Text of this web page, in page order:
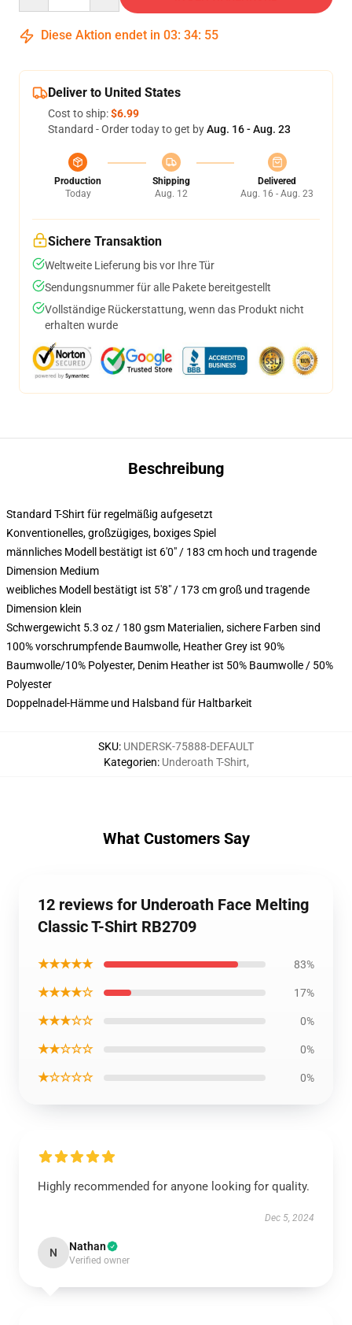
Diese Aktion endet in 03: 34: 54
Deliver to United States
Cost to ship:$6.99
Standard - Order today to get byAug. 16 - Aug. 23
Production
Today
Shipping
Aug. 12
Delivered
Aug. 16 - Aug. 23
Sichere Transaktion
Weltweite Lieferung bis vor Ihre Tür
Sendungsnummer für alle Pakete bereitgestellt
Vollständige Rückerstattung, wenn das Produkt nicht
erhalten wurde
Beschreibung
Standard T-Shirt für regelmäßig aufgesetzt
Konventionelles, großzügiges, boxiges Spiel
männliches Modell bestätigt ist 6'0" / 183 cm hoch und tragende
Dimension Medium
weibliches Modell bestätigt ist 5'8" / 173 cm groß und tragende
Dimension klein
Schwergewicht 5.3 oz / 180 gsm Materialien, sichere Farben sind
100% vorschrumpfende Baumwolle, Heather Grey ist 90%
Baumwolle/10% Polyester, Denim Heather ist 50% Baumwolle / 50%
Polyester
Doppelnadel-Hämme und Halsband für Haltbarkeit
SKU: UNDERSK-75888-DEFAULT
Kategorien: Underoath T-Shirt,
What Customers Say
12 reviews for Underoath Face Melting
Classic T-Shirt RB2709
★★★★★ 83%
★★★★☆ 17%
★★★☆☆ 0%
★★☆☆☆ 0%
★☆☆☆☆ 0%
Highly recommended for anyone looking for quality.
Dec 5, 2024
N Nathan
Verified owner